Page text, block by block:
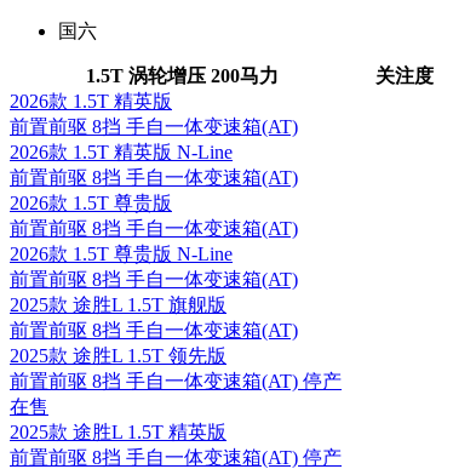
国六
1.5T 涡轮增压 200马力 关注度
2026款 1.5T 精英版
前置前驱 8挡 手自一体变速箱(AT)
2026款 1.5T 精英版 N-Line
前置前驱 8挡 手自一体变速箱(AT)
2026款 1.5T 尊贵版
前置前驱 8挡 手自一体变速箱(AT)
2026款 1.5T 尊贵版 N-Line
前置前驱 8挡 手自一体变速箱(AT)
2025款 途胜L 1.5T 旗舰版
前置前驱 8挡 手自一体变速箱(AT)
2025款 途胜L 1.5T 领先版
前置前驱 8挡 手自一体变速箱(AT) 停产
在售
2025款 途胜L 1.5T 精英版
前置前驱 8挡 手自一体变速箱(AT) 停产